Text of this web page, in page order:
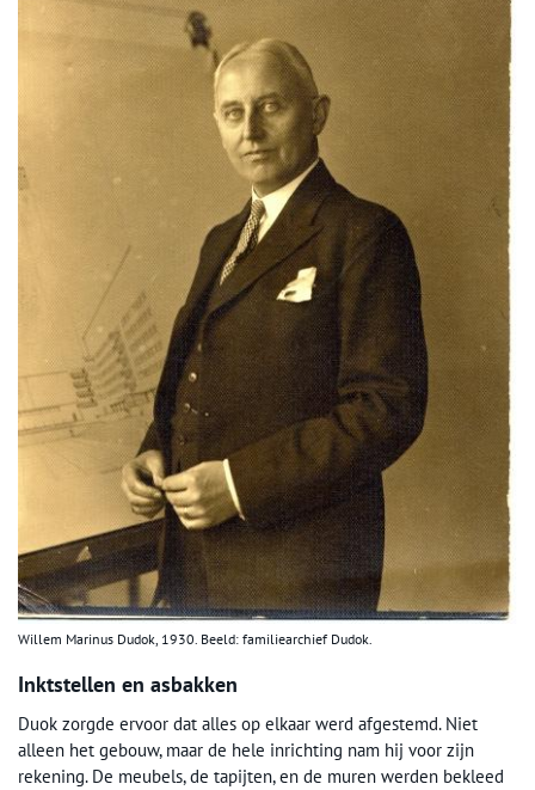
Willem Marinus Dudok, 1930. Beeld: familiearchief Dudok.
Inktstellen en asbakken
Duok zorgde ervoor dat alles op elkaar werd afgestemd. Niet
alleen het gebouw, maar de hele inrichting nam hij voor zijn
rekening. De meubels, de tapijten, en de muren werden bekleed